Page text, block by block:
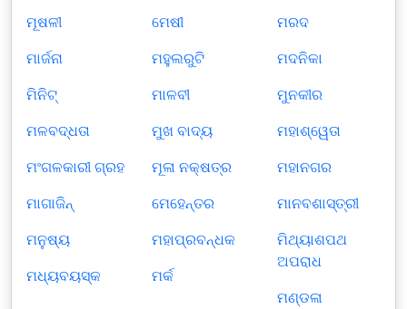
ମୂଷଳୀ
ମାର୍ଜନା
ମିନିଟ୍‌
ମଳବଦ୍ଧତା
ମଂଗଳକାରୀ ଗ୍ରହ
ମାଗାଜିନ୍‌
ମନୁଷ୍ୟ
ମଧ୍ୟବୟସ୍କ
ମେଷୀ
ମହୁଲରୁଟି
ମାଳବୀ
ମୁଖ ବାଦ୍ୟ
ମୂଳା ନକ୍ଷତ୍ର
ମେହେନ୍ତର
ମହାପ୍ରବନ୍ଧକ
ମର୍କ
ମରଦ
ମଦନିକା
ମୁନକୀର
ମହାଶ୍ୱେତା
ମହାନଗର
ମାନବଶାସ୍ତ୍ରୀ
ମିଥ୍ୟାଶପଥ
ଅପରାଧ
ମଣ୍ଡଳା